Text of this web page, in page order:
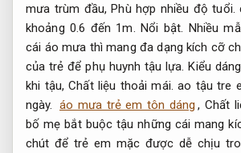
mưa trùm đầu,Phù hợp nhiều độ tuổi.
khoảng 0.6 đến 1m.Nổi bật. Nhiều
cái áo mưa thì mang đa dạng kích cỡ
của trẻ để phụ huynh tậu lựa.Kiểu dáng.
khi tậu,Chất liệu thoải mái. ao tậu tre
ngày.
áo mưa trẻ em tôn dáng , Chất
bố mẹ bắt buộc tậu những cái mang
chút để trẻ em mặc được dễ chịu